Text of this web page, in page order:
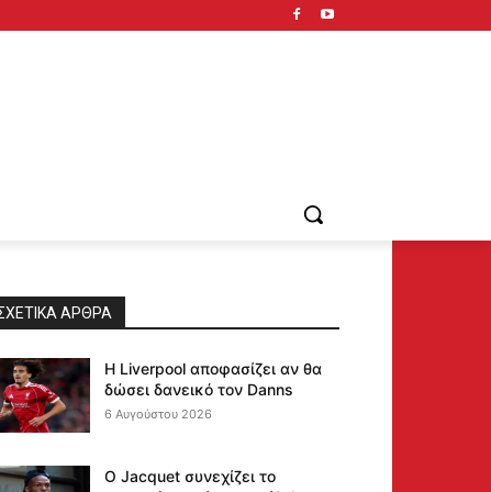
ΆΡΘΡΑ
Η Liverpool αποφασίζει αν θα
δώσει δανεικό τον Danns
6 Αυγούστου 2026
Ο Jacquet συνεχίζει το